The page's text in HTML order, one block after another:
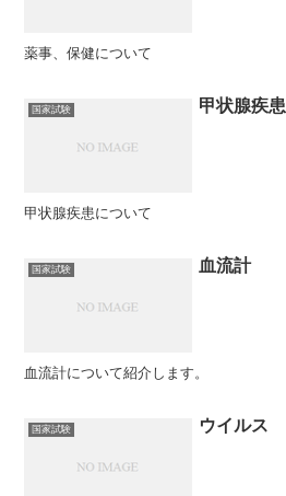
薬事、保健について
国家試験 甲状腺疾患
甲状腺疾患について
国家試験 血流計
血流計について紹介します。
国家試験 ウイルス